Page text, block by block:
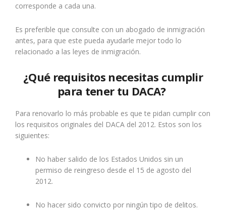
corresponde a cada una.
Es preferible que consulte con un abogado de inmigración
antes, para que este pueda ayudarle mejor todo lo
relacionado a las leyes de inmigración.
¿Qué requisitos necesitas cumplir
para tener tu DACA?
Para renovarlo lo más probable es que te pidan cumplir con
los requisitos originales del DACA del 2012. Estos son los
siguientes:
No haber salido de los Estados Unidos sin un
permiso de reingreso desde el 15 de agosto del
2012.
No hacer sido convicto por ningún tipo de delitos.